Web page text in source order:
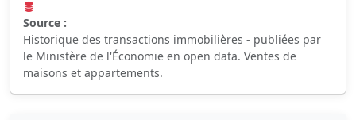
Source :
Historique des transactions immobilières - publiées par
le Ministère de l'Économie en open data. Ventes de
maisons et appartements.